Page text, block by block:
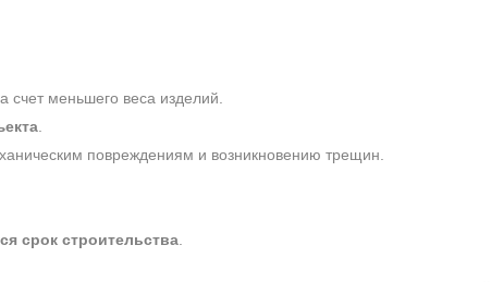
счет меньшего веса изделий.
повреждениям и возникновению трещин.
срок строительства